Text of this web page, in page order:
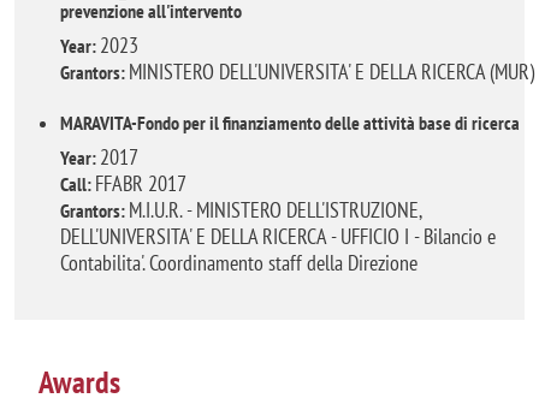
prevenzione all'intervento
Year: 2023
Grantors: MINISTERO DELL'UNIVERSITA' E DELLA RICERCA (MUR)
MARAVITA-Fondo per il finanziamento delle attività base di ricerca
Year: 2017
Call: FFABR 2017
Grantors: M.I.U.R. - MINISTERO DELL'ISTRUZIONE,
DELL'UNIVERSITA' E DELLA RICERCA - UFFICIO I - Bilancio e
Contabilita'. Coordinamento staff della Direzione
Awards